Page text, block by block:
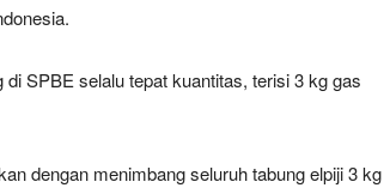
SPBE selalu tepat kuantitas, terisi 3 kg gas
dengan menimbang seluruh tabung elpiji 3 kg